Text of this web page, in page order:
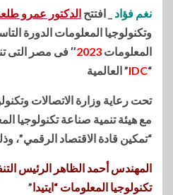
نغم فؤاد _ افتتح الدكتور عمرو
وتكنولوجيا المعلومات الدورة
المعلومات 2023″ فى مصر التى
“
IDC” العالمية
تحت رعاية وزارة الاتصالات
مع هيئة تنمية صناعة تكنولوجيا
“تمكين قادة الاقتصاد الرقمي”،
المهندس أحمد الظاهر الرئيس
تكنولوجيا المعلومات “ايتيدا”